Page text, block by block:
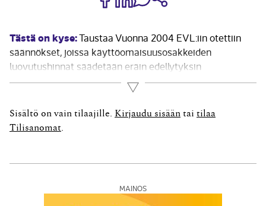
Tästä on kyse:Taustaa Vuonna 2004 EVL:iin otettiin
säännökset, joissa käyttöomaisuusosakkeiden
luovutushinnat säädetään eräin edellytyksin
verovapaaksi tuloksi. Jo tuolloin oli ennakoitavissa, että
keskeinen uusien säännösten soveltamisongelma tulee
olemaan se, milloin osakkeet ovat käyttöomaisuutta.
Käyttöomaisuuteen kuuluvia verovapaasti luovutettavia
Lue lisää
Sisältö on vain tilaajille. Kirjaudu sisään tai tilaa
Tilisanomat
MAINOS